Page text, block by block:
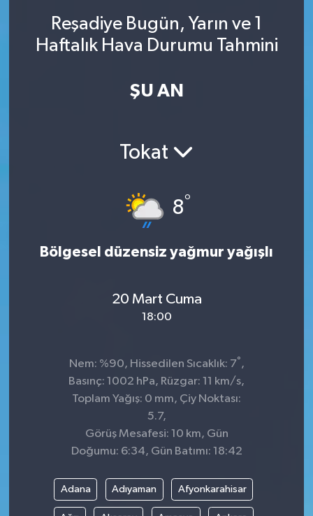
Reşadiye Bugün, Yarın ve 1
Haftalık Hava Durumu Tahmini
ŞU AN
Tokat
8°
Bölgesel düzensiz yağmur yağışlı
20 Mart Cuma
18:00
Nem: %90, Hissedilen Sıcaklık: 7° ,
Basınç: 1002 hPa, Rüzgar: 11 km/s,
Toplam Yağış: 0 mm, Çiy Noktası:
5.7,
Görüş Mesafesi: 10 km, Gün
Doğumu: 6:34, Gün Batımı: 18:42
Adana Adıyaman Afyonkarahisar
SINAVLAR
AKADEMİK/BİLİM